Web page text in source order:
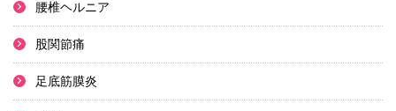
腰椎ヘルニア
股関節痛
足底筋膜炎